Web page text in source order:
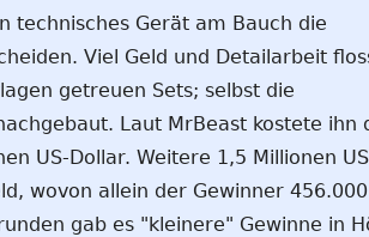
technisches Gerät am Bauch die
Viel Geld und Detailarbeit
getreuen Sets; selbst die
Laut MrBeast kostete ihn
US-Dollar. Weitere 1,5 Millionen
wovon allein der Gewinner 456.000
gab es "kleinere" Gewinne in